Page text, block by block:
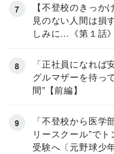
【不登校のきっか
見のない人間は損
しみに…《第１話》
「正社員になれ
グルマザーを待っ
間”【前編】
「不登校から医学
リースクール”で
受験へ〔元野球少